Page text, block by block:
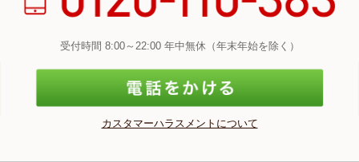
受付時間 8:00～22:00 年中無休（年末年始を除く）
カスタマーハラスメントについて